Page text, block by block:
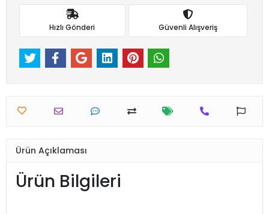
Hızlı Gönderi Güvenli Alışveriş
Ürün Açıklaması
Ürün Bilgileri